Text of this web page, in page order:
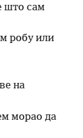
што сам
робу или
на
морао да